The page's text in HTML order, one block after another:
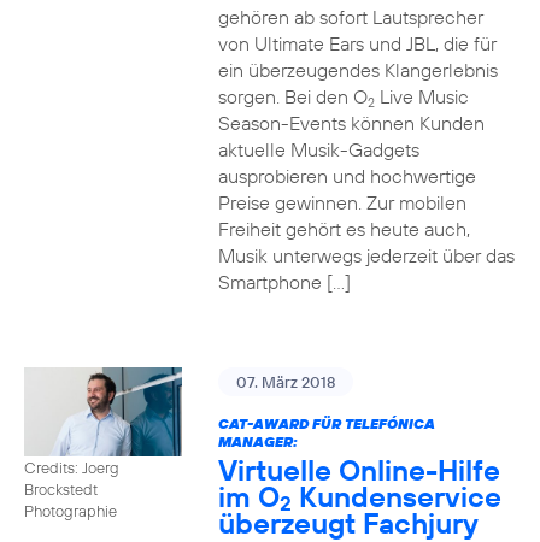
gehören ab sofort Lautsprecher
von Ultimate Ears und JBL, die für
ein überzeugendes Klangerlebnis
sorgen. Bei den O2Live Music
Season-Events können Kunden
aktuelle Musik-Gadgets
ausprobieren und hochwertige
Preise gewinnen. Zur mobilen
Freiheit gehört es heute auch,
Musik unterwegs jederzeit über das
Smartphone […]
Credits: Joerg
Brockstedt
Photographie
07. März 2018
CAT-AWARD FÜR TELEFÓNICA
MANAGER:
Virtuelle Online-Hilfe
im O2 Kundenservice
überzeugt Fachjury